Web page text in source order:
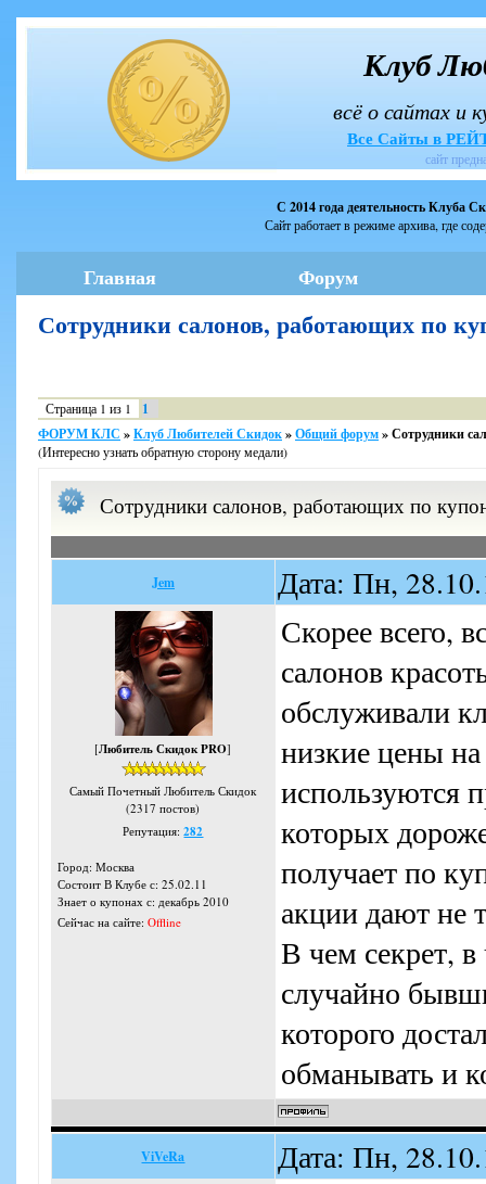
Клуб
всё о сайтах и
Все Сайты в
сайт
С 2014 года деятельность Клуба
Сайт работает в режиме архива, где
Главная Форум
Сотрудники салонов, работающих по
Страница 1 из 1
1
ФОРУМ КЛС »Клуб Любителей Скидок»Общий форум»Сотрудники
(Интересно узнать обратную сторону медали)
Сотрудники салонов, работающих по
Jem Дата: Пн,
[Любитель Скидок PRO]
Самый Почетный Любитель Скидок
(2317 постов)
Репутация:282
Город: Москва
Состоит В Клубе с: 25.02.11
Знает о купонах с: декабрь 2010
Сейчас на сайте: Offline
Скорее всего,
салонов
обслуживали
низкие цены
используются
которых
получает по
акции дают не
В чем секрет,
случайно
которого
обманывать и
ViVeRa Дата: Пн,